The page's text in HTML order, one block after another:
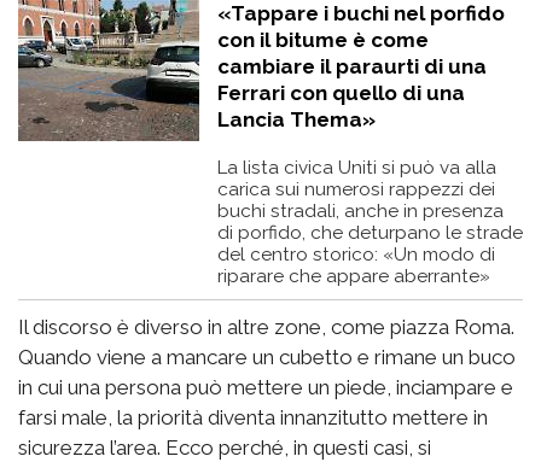
«Tappare i buchi nel porfido
con il bitume è come
cambiare il paraurti di una
Ferrari con quello di una
Lancia Thema»
La lista civica Uniti si può va alla
carica sui numerosi rappezzi dei
buchi stradali, anche in presenza
di porfido, che deturpano le strade
del centro storico: «Un modo di
riparare che appare aberrante»
Il discorso è diverso in altre zone, come piazza Roma.
Quando viene a mancare un cubetto e rimane un buco
in cui una persona può mettere un piede, inciampare e
farsi male, la priorità diventa innanzitutto mettere in
sicurezza l’area. Ecco perché, in questi casi, si